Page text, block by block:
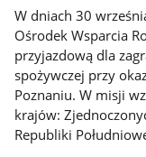
W dniach 30
Ośrodek Wsparcia
przyjazdową dla
spożywczej przy
Poznaniu. W misji
krajów:
Republiki